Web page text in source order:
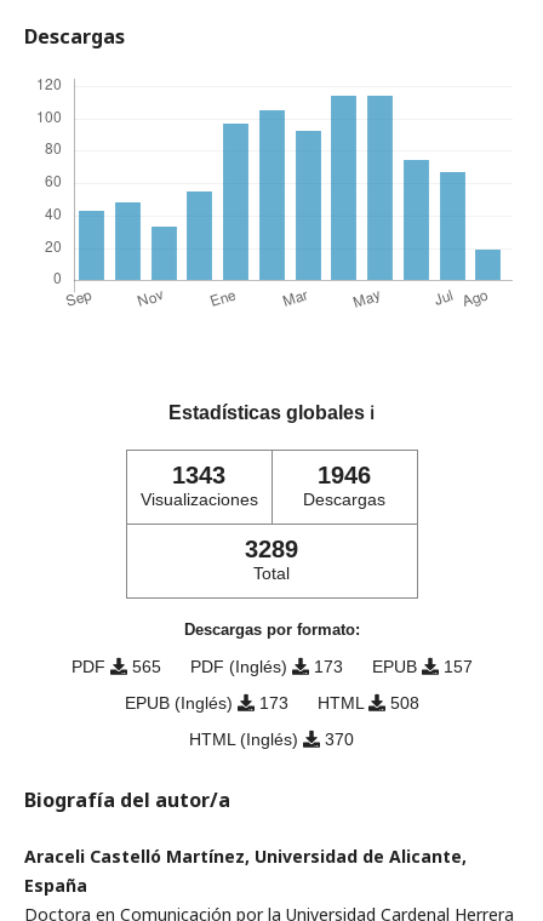
Descargas
Estadísticas globales ℹ️
1343
Visualizaciones
1946
Descargas
3289
Total
Descargas por formato:
PDF 565 PDF (Inglés) 173 EPUB
157
EPUB (Inglés)
173 HTML
508
HTML (Inglés)
370
Biografía del autor/a
Araceli Castelló Martínez, Universidad de Alicante,
España
Doctora en Comunicación por la Universidad Cardenal Herrera